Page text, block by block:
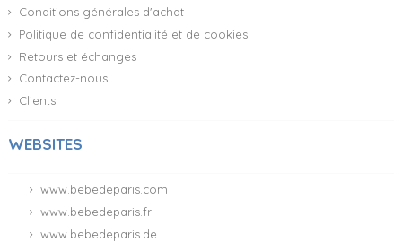
Conditions générales d'achat
Politique de confidentialité et de cookies
Retours et échanges
Contactez-nous
Clients
WEBSITES
www.bebedeparis.com
www.bebedeparis.fr
www.bebedeparis.de